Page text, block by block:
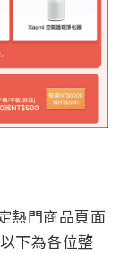
熱門商品頁面
下為各位整